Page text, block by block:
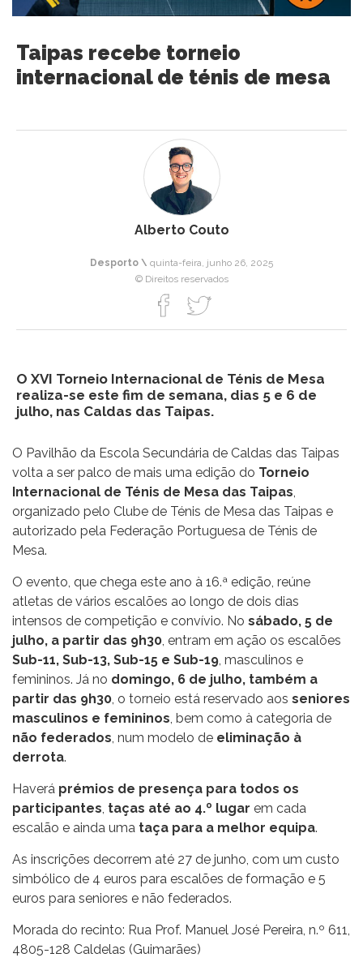
Taipas recebe torneio
internacional de ténis de mesa
Alberto Couto
Desporto \ quinta-feira, junho 26, 2025
© Direitos reservados
O XVI Torneio Internacional de Ténis de Mesa
realiza-se este fim de semana, dias 5 e 6 de
julho, nas Caldas das Taipas.
O Pavilhão da Escola Secundária de Caldas das Taipas
volta a ser palco de mais uma edição do Torneio
Internacional de Ténis de Mesa das Taipas
organizado pelo Clube de Ténis de Mesa das Taipas e
autorizado pela Federação Portuguesa de Ténis de
Mesa.
O evento, que chega este ano à 16.ª edição, reúne
atletas de vários escalões ao longo de dois dias
intensos de competição e convívio. No sábado, 5 de
julho, a partir das 9h30 , entram em ação os escalões
Sub-11, Sub-13, Sub-15 e Sub-19 , masculinos e
femininos. Já no domingo, 6 de julho, também a
partir das 9h30 , o torneio está reservado aos seniores
masculinos e femininos , bem como à categoria de
não federados , num modelo de eliminação à
derrota.
Haverá prémios de presença para todos os
participantes taças até ao 4.º lugar em cada
escalão e ainda uma taça para a melhor equipa.
As inscrições decorrem até 27 de junho, com um custo
simbólico de 4 euros para escalões de formação e 5
euros para seniores e não federados.
Morada do recinto: Rua Prof. Manuel José Pereira, n.º 611,
4805-128 Caldelas (Guimarães)